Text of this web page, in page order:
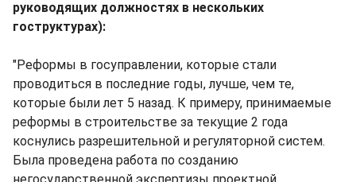
руководящих должностях в нескольких
гоструктурах):
"Реформы в госуправлении, которые стали
проводиться в последние годы, лучше, чем те,
которые были лет 5 назад. К примеру, принимаемые
реформы в строительстве за текущие 2 года
коснулись разрешительной и регуляторной систем.
Была проведена работа по созданию